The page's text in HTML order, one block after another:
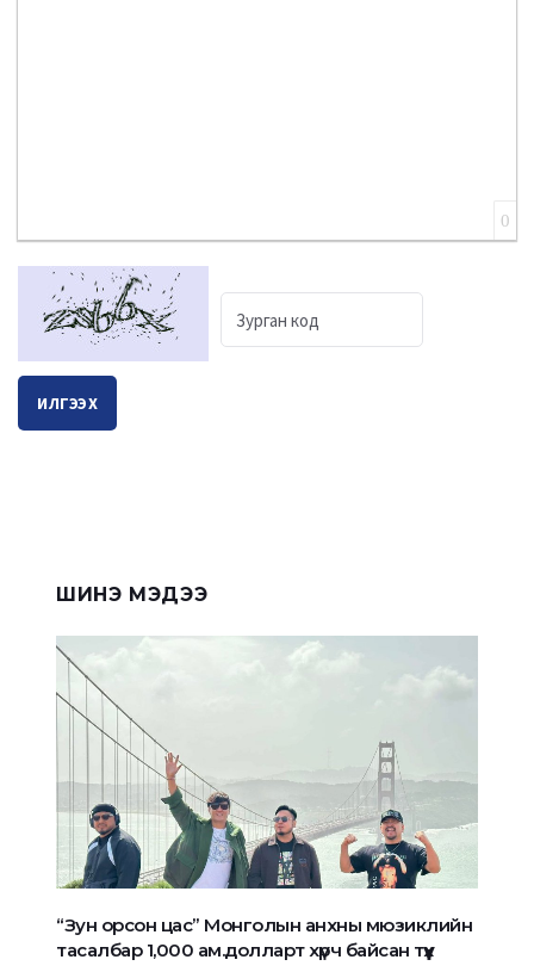
0
ИЛГЭЭХ
ШИНЭ МЭДЭЭ
“Зун орсон цас” Монголын анхны мюзиклийн
тасалбар 1,000 ам.долларт хүрч байсан түүх